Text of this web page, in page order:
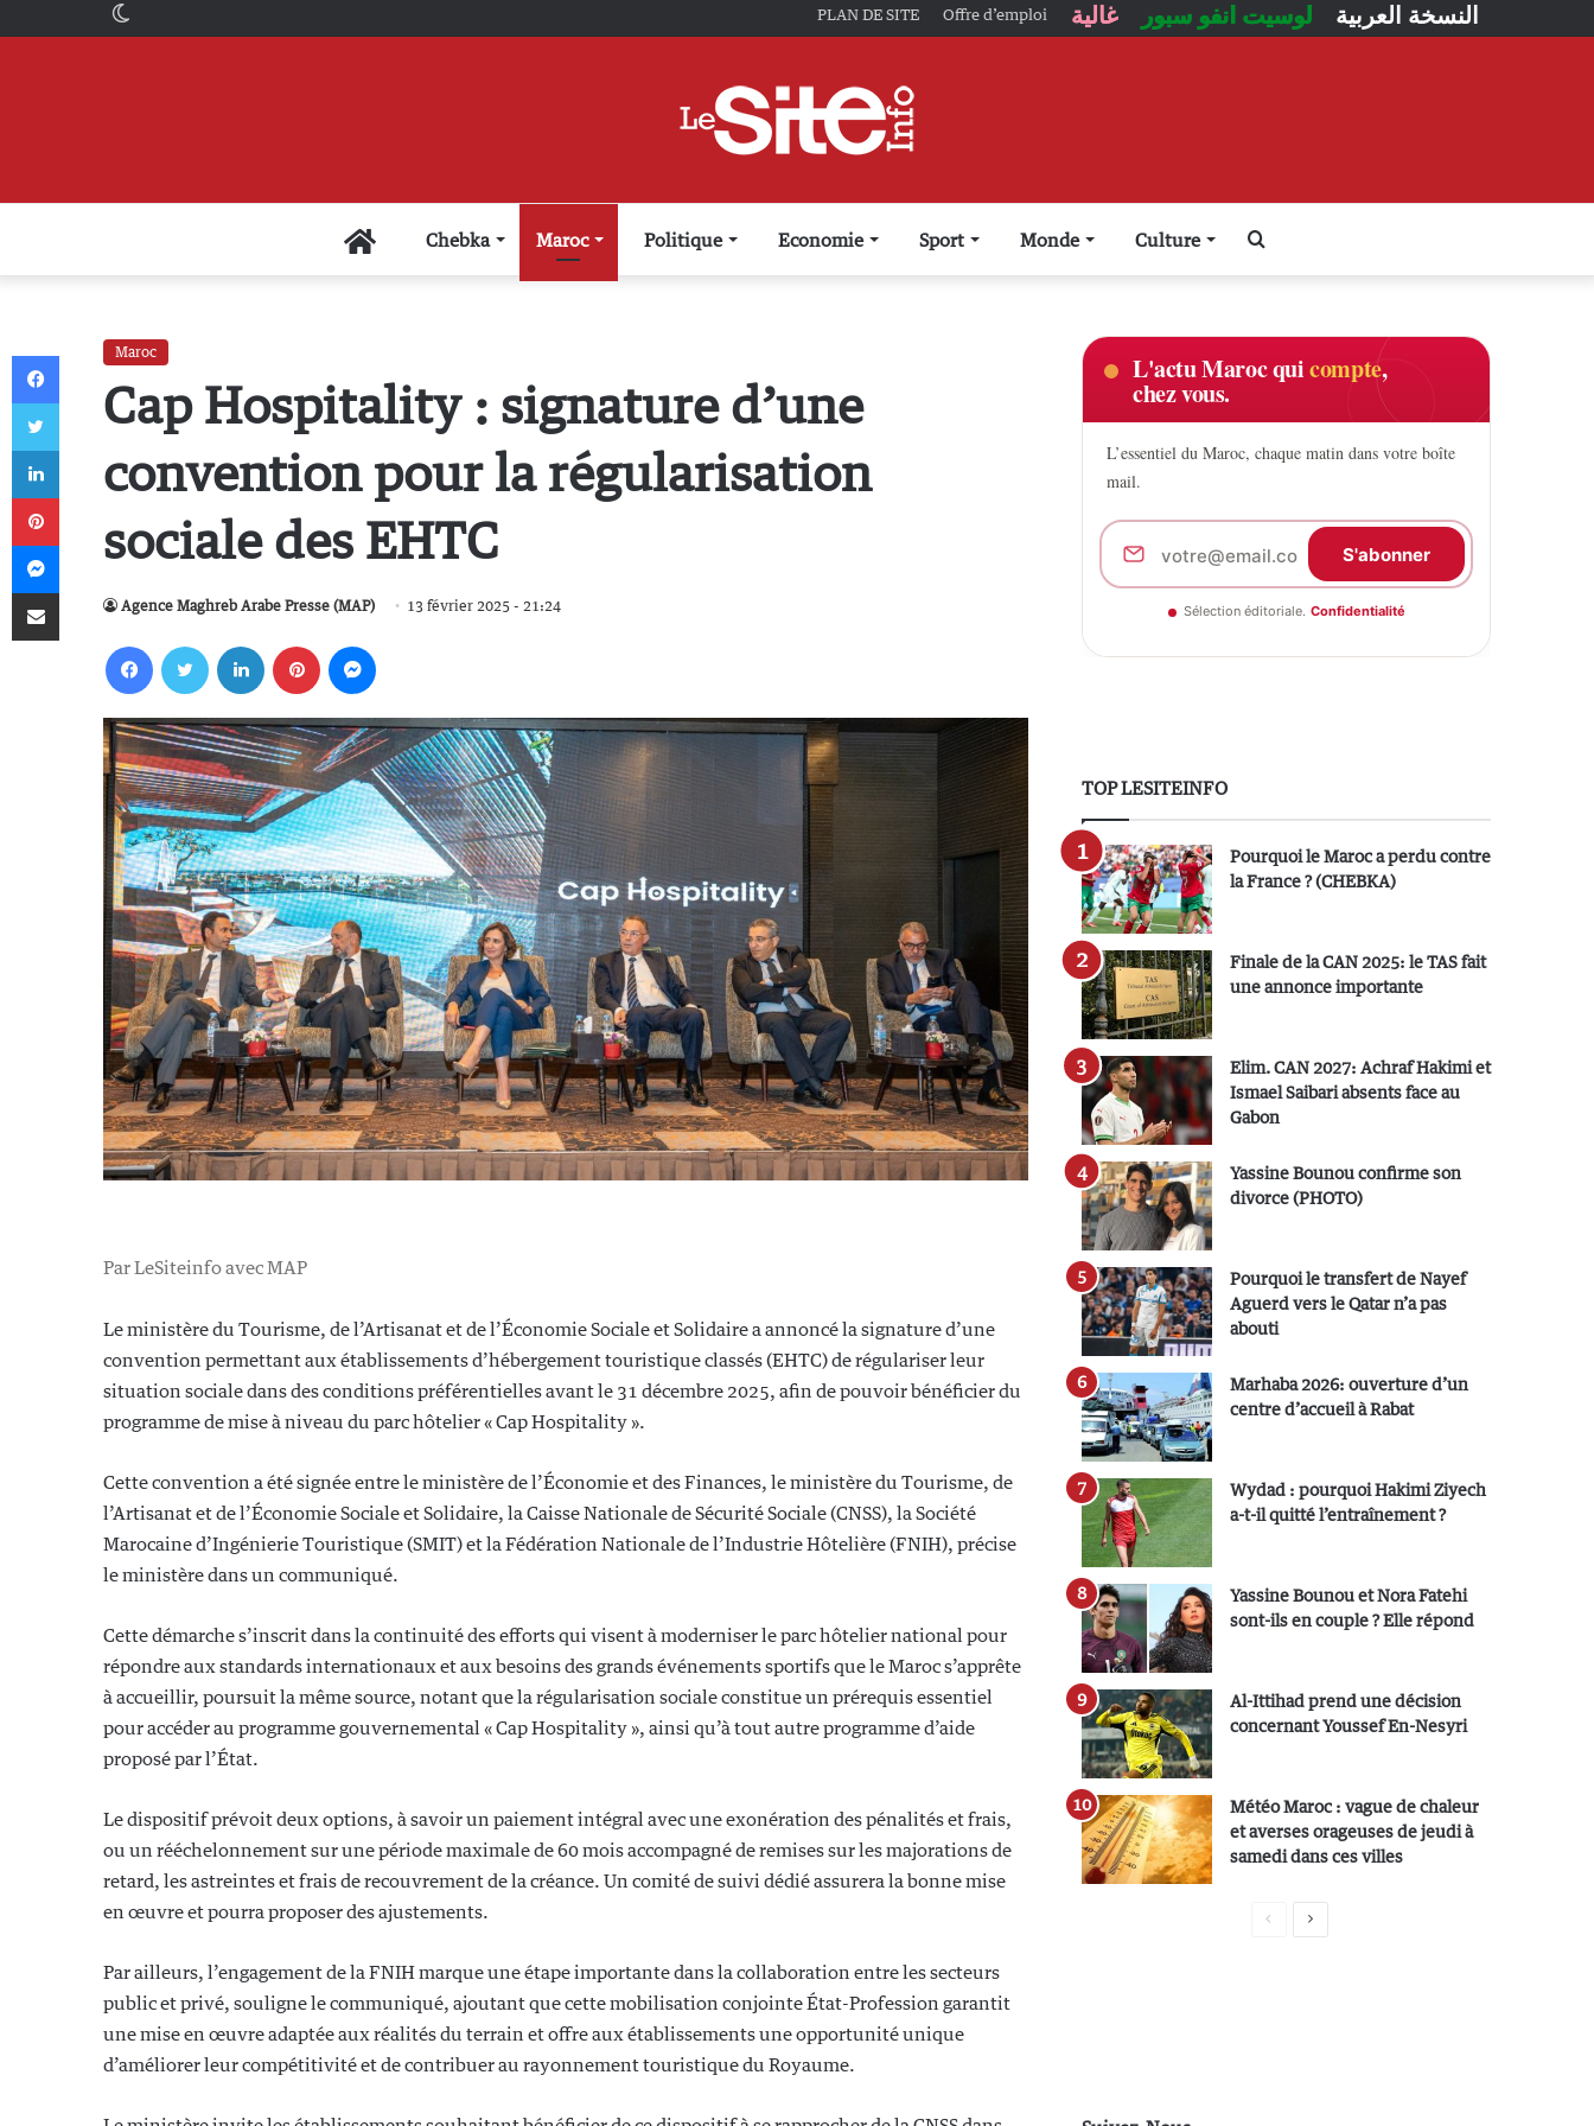
PLAN DE SITE Offre d’emploi غالية لوسيت انفو سبور النسخة العربية
AccueilChebka Maroc Politique Economie Sport Monde Culture
Maroc
Cap Hospitality : signature d’une
convention pour la régularisation
sociale des EHTC
Agence Maghreb Arabe Presse (MAP) 13 février 2025 - 21:24
Par LeSiteinfo avec MAP
Le ministère du Tourisme, de l’Artisanat et de l’Économie Sociale et Solidaire a annoncé la signature d’une
convention permettant aux établissements d’hébergement touristique classés (EHTC) de régulariser leur
situation sociale dans des conditions préférentielles avant le 31 décembre 2025, afin de pouvoir bénéficier du
programme de mise à niveau du parc hôtelier « Cap Hospitality ».
Cette convention a été signée entre le ministère de l’Économie et des Finances, le ministère du Tourisme, de
l’Artisanat et de l’Économie Sociale et Solidaire, la Caisse Nationale de Sécurité Sociale (CNSS), la Société
Marocaine d’Ingénierie Touristique (SMIT) et la Fédération Nationale de l’Industrie Hôtelière (FNIH), précise
le ministère dans un communiqué.
Cette démarche s’inscrit dans la continuité des efforts qui visent à moderniser le parc hôtelier national pour
répondre aux standards internationaux et aux besoins des grands événements sportifs que le Maroc s’apprête
à accueillir, poursuit la même source, notant que la régularisation sociale constitue un prérequis essentiel
pour accéder au programme gouvernemental « Cap Hospitality », ainsi qu’à tout autre programme d’aide
proposé par l’État.
Le dispositif prévoit deux options, à savoir un paiement intégral avec une exonération des pénalités et frais,
ou un rééchelonnement sur une période maximale de 60 mois accompagné de remises sur les majorations de
retard, les astreintes et frais de recouvrement de la créance. Un comité de suivi dédié assurera la bonne mise
en œuvre et pourra proposer des ajustements.
Par ailleurs, l’engagement de la FNIH marque une étape importante dans la collaboration entre les secteurs
public et privé, souligne le communiqué, ajoutant que cette mobilisation conjointe État-Profession garantit
une mise en œuvre adaptée aux réalités du terrain et offre aux établissements une opportunité unique
d’améliorer leur compétitivité et de contribuer au rayonnement touristique du Royaume.
L'actu Maroc quicompte,
chez vous.
L’essentiel du Maroc, chaque matin dans votre boîte
mail.
S'abonner
Sélection éditoriale. Confidentialité
TOP LESITEINFO
Pourquoi le Maroc a perdu contre
la France ? (CHEBKA)
Finale de la CAN 2025: le TAS fait
une annonce importante
Elim. CAN 2027: Achraf Hakimi et
Ismael Saibari absents face au
Gabon
Yassine Bounou confirme son
divorce (PHOTO)
Pourquoi le transfert de Nayef
Aguerd vers le Qatar n’a pas
abouti
Marhaba 2026: ouverture d’un
centre d’accueil à Rabat
Wydad : pourquoi Hakimi Ziyech
a-t-il quitté l’entraînement ?
Yassine Bounou et Nora Fatehi
sont-ils en couple ? Elle répond
Al-Ittihad prend une décision
concernant Youssef En-Nesyri
Météo Maroc : vague de chaleur
et averses orageuses de jeudi à
samedi dans ces villes
P
Facebook
Twitter
Messenger